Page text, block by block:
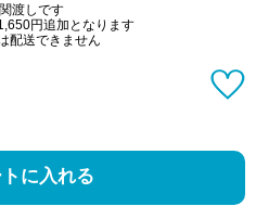
渡しです
円追加となります
配送できません
に入れる